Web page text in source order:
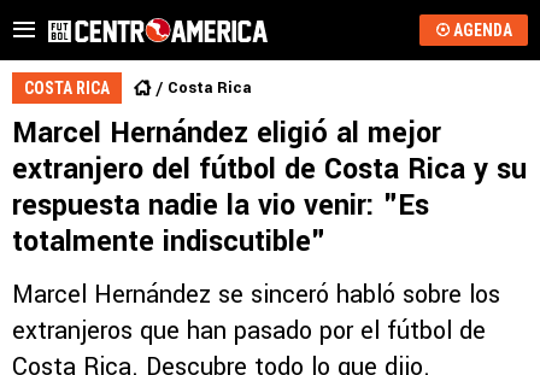
AGENDA
COSTA RICA Costa Rica
Marcel Hernández eligió al mejor
extranjero del fútbol de Costa Rica y su
respuesta nadie la vio venir: "Es
totalmente indiscutible"
Marcel Hernández se sinceró habló sobre los
extranjeros que han pasado por el fútbol de
Costa Rica. Descubre todo lo que dijo.